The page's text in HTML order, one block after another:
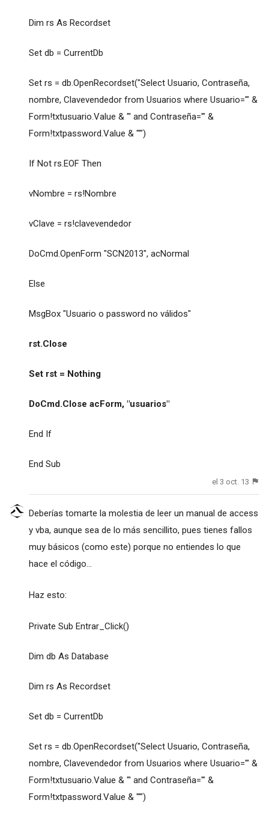
Dim rs As Recordset
Set db = CurrentDb
Set rs = db.OpenRecordset("Select Usuario, Contraseña,
nombre, Clavevendedor from Usuarios where Usuario='" &
Form!txtusuario.Value & "' and Contraseña='" &
Form!txtpassword.Value & "'")
If Not rs.EOF Then
vNombre = rs!Nombre
vClave = rs!clavevendedor
DoCmd.OpenForm "SCN2013", acNormal
Else
MsgBox "Usuario o password no válidos"
rst.Close
Set rst = Nothing
DoCmd.Close acForm, "usuarios"
End If
End Sub
el 3 oct. 13
Deberías tomarte la molestia de leer un manual de access
y vba, aunque sea de lo más sencillito, pues tienes fallos
muy básicos (como este) porque no entiendes lo que
hace el código...
Haz esto:
Private Sub Entrar_Click()
Dim db As Database
Dim rs As Recordset
Set db = CurrentDb
Set rs = db.OpenRecordset("Select Usuario, Contraseña,
nombre, Clavevendedor from Usuarios where Usuario='" &
Form!txtusuario.Value & "' and Contraseña='" &
Form!txtpassword.Value & "'")